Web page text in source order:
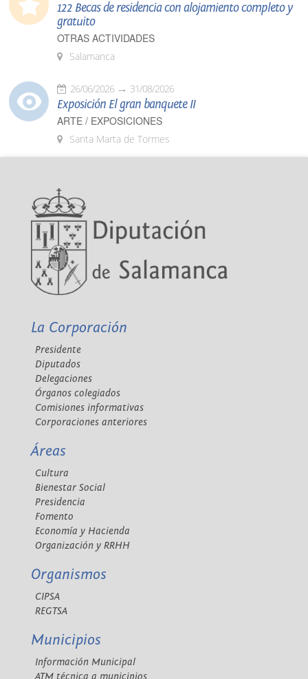
122 Becas de residencia con alojamiento completo y
gratuito
OTRAS ACTIVIDADES
Salamanca
26/06/2026 31/08/2026
Exposición El gran banquete II
ARTE / EXPOSICIONES
Santa Marta de Tormes
La Corporación
Presidente
Diputados
Delegaciones
Órganos colegiados
Comisiones informativas
Corporaciones anteriores
Áreas
Cultura
Bienestar Social
Presidencia
Fomento
Economía y Hacienda
Organización y RRHH
Organismos
CIPSA
REGTSA
Municipios
Información Municipal
ATM técnica a municipios